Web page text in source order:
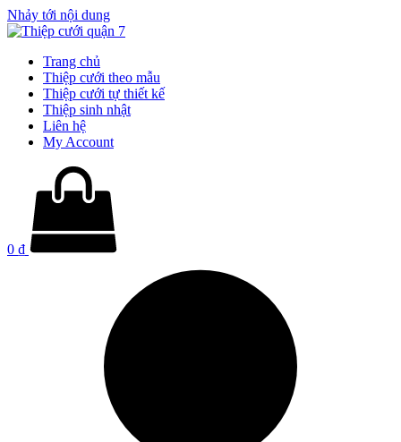
Nhảy tới nội dung
Trang chủ
Thiệp cưới theo mẫu
Thiệp cưới tự thiết kế
Thiệp sinh nhật
Liên hệ
My Account
0 ₫